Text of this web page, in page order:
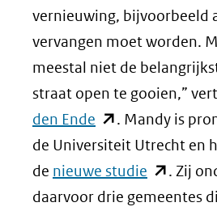
vernieuwing, bijvoorbeeld
vervangen moet worden.
meestal niet de
straat open te gooien,”
den Ende (opent
in
nieuw
venster)
. Mandy is
de Universiteit Utrecht en
de nieuwe studie (opent
in
. Zij
daarvoor drie gemeentes